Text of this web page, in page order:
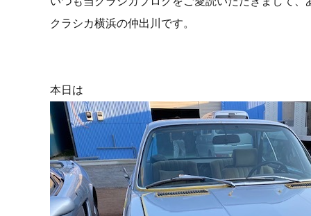
クラシカ横浜の仲出川です。
本日は